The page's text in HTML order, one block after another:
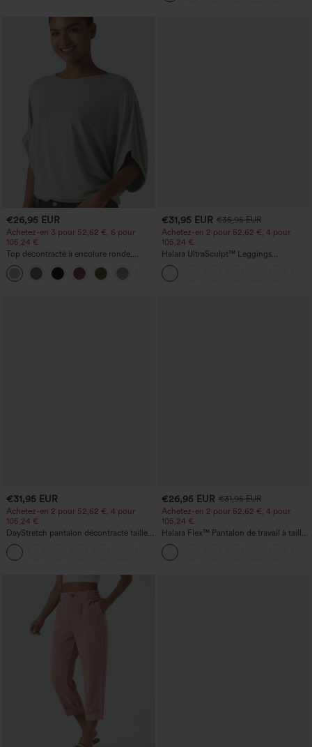
€26,95 EUR
Achetez-en 3 pour 52,62 €, 6 pour
105,24 €
Top décontracté à encolure ronde,
manches chauve-souris et coupe ample
€31,95 EUR €35,95 EUR
Achetez-en 2 pour 52,62 €, 4 pour
105,24 €
Halara UltraSculpt™ Leggings
d'entraînement sculptants taille haute,
effet ventre plat, avec poche
€31,95 EUR
Achetez-en 2 pour 52,62 €, 4 pour
105,24 €
DayStretch pantalon décontracté taille
haute avec poches et coupe droite
€26,95 EUR €31,95 EUR
Achetez-en 2 pour 52,62 €, 4 pour
105,24 €
Halara Flex™ Pantalon de travail à taille
haute, jambe large, avec poches, en
maille gaufrée